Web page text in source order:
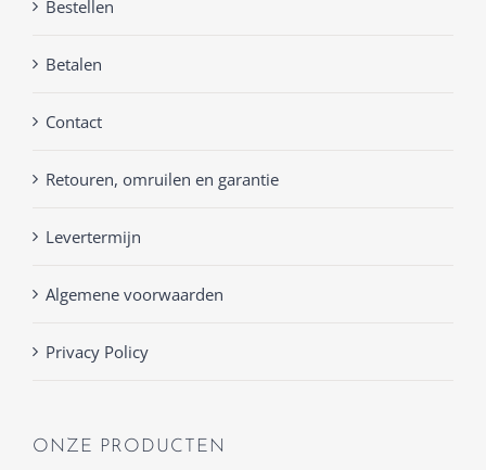
Bestellen
Betalen
Contact
Retouren, omruilen en garantie
Levertermijn
Algemene voorwaarden
Privacy Policy
ONZE PRODUCTEN